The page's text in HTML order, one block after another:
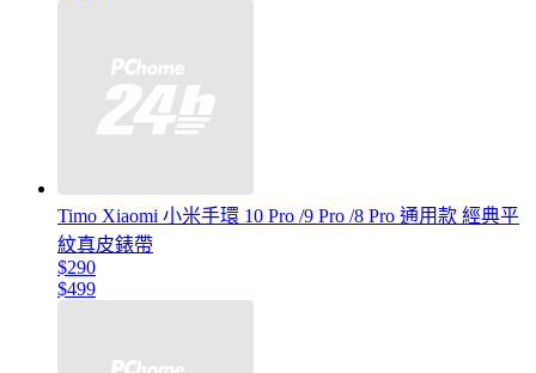
Timo Xiaomi 小米手環 10 Pro /9 Pro /8 Pro 通用款 經典平
紋真皮錶帶
$290
$499